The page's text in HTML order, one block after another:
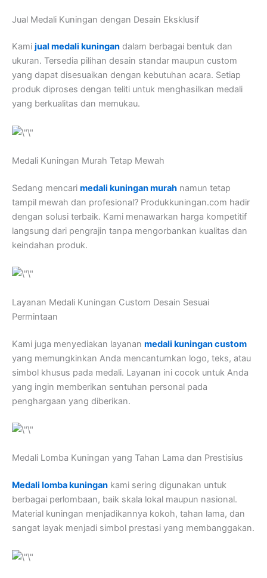
Jual Medali Kuningan dengan Desain Eksklusif
Kami jual medali kuningan dalam berbagai bentuk dan
ukuran. Tersedia pilihan desain standar maupun custom
yang dapat disesuaikan dengan kebutuhan acara. Setiap
produk diproses dengan teliti untuk menghasilkan medali
yang berkualitas dan memukau.
Medali Kuningan Murah Tetap Mewah
Sedang mencari medali kuningan murah namun tetap
tampil mewah dan profesional? Produkkuningan.com hadir
dengan solusi terbaik. Kami menawarkan harga kompetitif
langsung dari pengrajin tanpa mengorbankan kualitas dan
keindahan produk.
Layanan Medali Kuningan Custom Desain Sesuai
Permintaan
Kami juga menyediakan layanan medali kuningan custom
yang memungkinkan Anda mencantumkan logo, teks, atau
simbol khusus pada medali. Layanan ini cocok untuk Anda
yang ingin memberikan sentuhan personal pada
penghargaan yang diberikan.
Medali Lomba Kuningan yang Tahan Lama dan Prestisius
Medali lomba kuningan kami sering digunakan untuk
berbagai perlombaan, baik skala lokal maupun nasional.
Material kuningan menjadikannya kokoh, tahan lama, dan
sangat layak menjadi simbol prestasi yang membanggakan.